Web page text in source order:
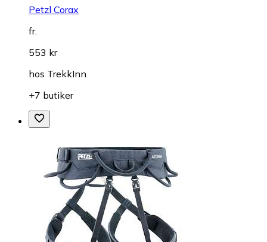
Petzl Corax
fr.
553 kr
hos TrekkInn
+7 butiker